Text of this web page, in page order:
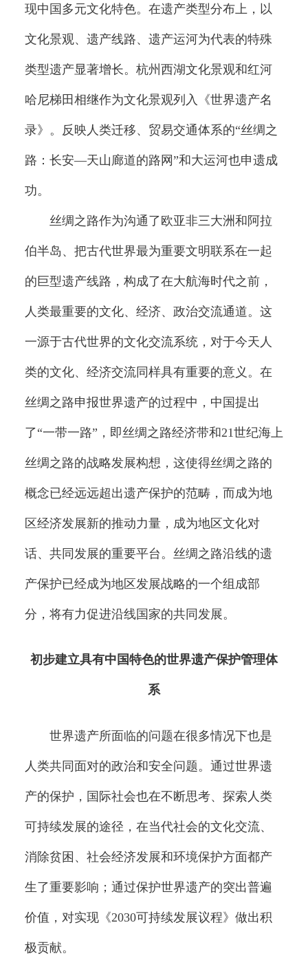
现中国多元文化特色。在遗产类型分布上，以
文化景观、遗产线路、遗产运河为代表的特殊
类型遗产显著增长。杭州西湖文化景观和红河
哈尼梯田相继作为文化景观列入《世界遗产名
录》。反映人类迁移、贸易交通体系的“丝绸之
路：长安—天山廊道的路网”和大运河也申遗成
功。
丝绸之路作为沟通了欧亚非三大洲和阿拉
伯半岛、把古代世界最为重要文明联系在一起
的巨型遗产线路，构成了在大航海时代之前，
人类最重要的文化、经济、政治交流通道。这
一源于古代世界的文化交流系统，对于今天人
类的文化、经济交流同样具有重要的意义。在
丝绸之路申报世界遗产的过程中，中国提出
了“一带一路”，即丝绸之路经济带和21世纪海上
丝绸之路的战略发展构想，这使得丝绸之路的
概念已经远远超出遗产保护的范畴，而成为地
区经济发展新的推动力量，成为地区文化对
话、共同发展的重要平台。丝绸之路沿线的遗
产保护已经成为地区发展战略的一个组成部
分，将有力促进沿线国家的共同发展。
初步建立具有中国特色的世界遗产保护管理体
系
世界遗产所面临的问题在很多情况下也是
人类共同面对的政治和安全问题。通过世界遗
产的保护，国际社会也在不断思考、探索人类
可持续发展的途径，在当代社会的文化交流、
消除贫困、社会经济发展和环境保护方面都产
生了重要影响；通过保护世界遗产的突出普遍
价值，对实现《2030可持续发展议程》做出积
极贡献。